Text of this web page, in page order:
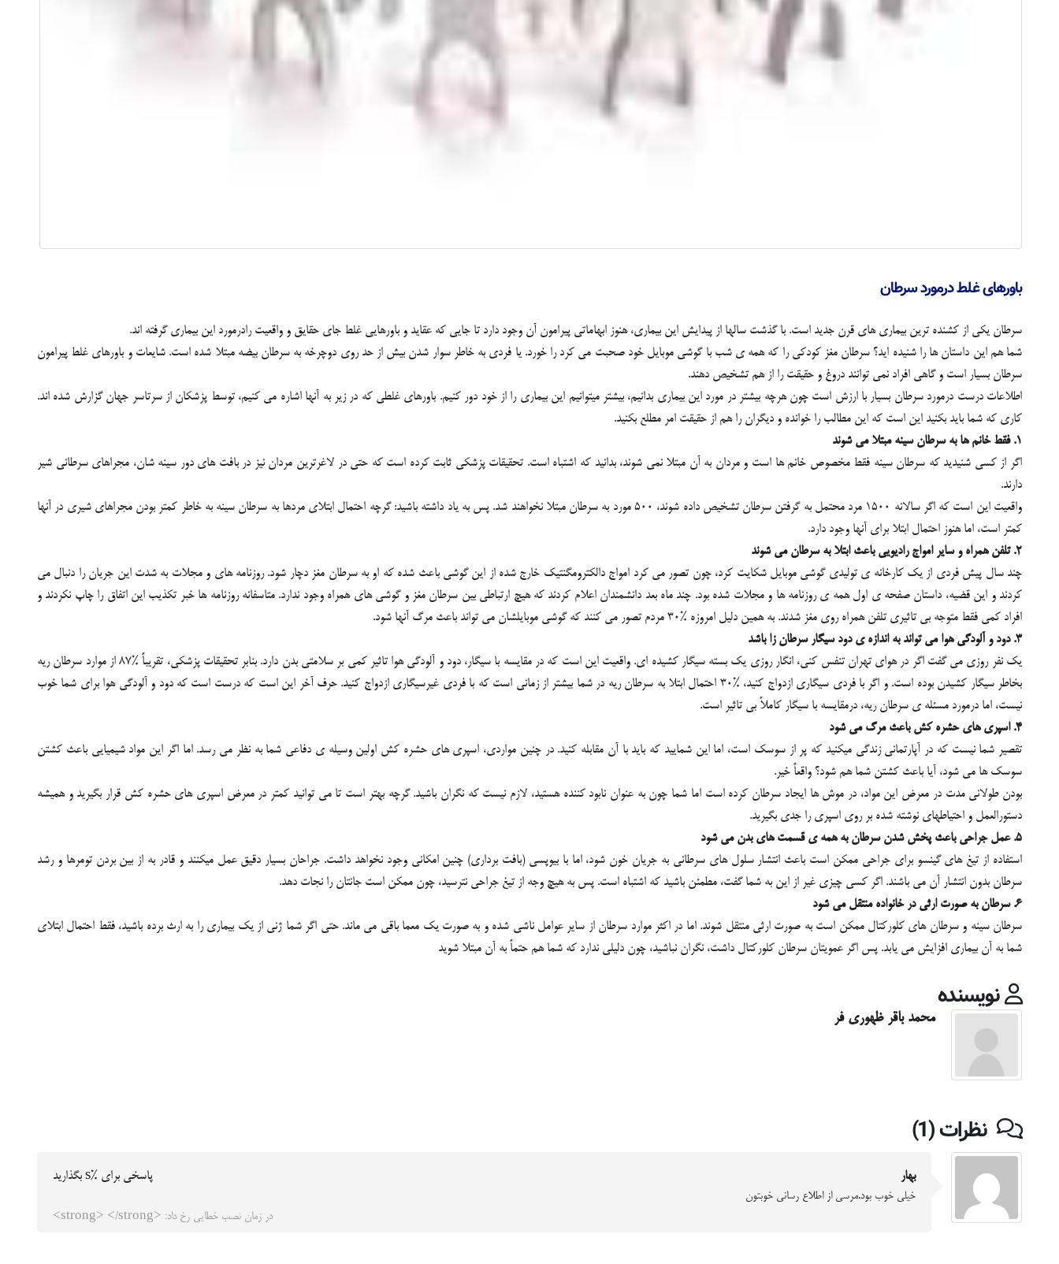
باورهای غلط درمورد سرطان
سرطان یکی از کشنده ترین بیماری های قرن جدید است. با گذشت سالها از پیدایش این بیماری، هنوز ابهاماتی پیرامون آن وجود دارد تا جایی که عقاید و باورهایی غلط جای حقایق و واقعیت رادرمورد این بیماری گرفته اند.
شما هم این داستان ها را شنیده اید؟ سرطان مغز کودکی را که همه ی شب با گوشی موبایل خود صحبت می کرد را خورد. یا فردی به خاطر سوار شدن بیش از حد روی دوچرخه به سرطان بیضه مبتلا شده است. شایعات و باورهای غلط پیرامون
سرطان بسیار است و گاهی افراد نمی توانند دروغ و حقیقت را از هم تشخیص دهند.
اطلاعات درست درمورد سرطان بسیار با ارزش است چون هرچه بیشتر در مورد این بیماری بدانیم، بیشتر میتوانیم این بیماری را از خود دور کنیم. باورهای غلطی که در زیر به آنها اشاره می کنیم، توسط پزشکان از سرتاسر جهان گزارش شده اند.
کاری که شما باید بکنید این است که این مطالب را خوانده و دیگران را هم از حقیقت امر مطلع بکنید.
1. فقط خانم ها به سرطان سینه مبتلا می شوند
اگر از کسی شنیدید که سرطان سینه فقط مخصوص خانم ها است و مردان به آن مبتلا نمی شوند، بدانید که اشتباه است. تحقیقات پزشکی ثابت کرده است که حتی در لاغرترین مردان نیز در بافت های دور سینه شان، مجراهای سرطانی شیر
دارند.
واقعیت این است که اگر سالانه 1500 مرد محتمل به گرفتن سرطان تشخیص داده شوند، 500 مورد به سرطان مبتلا نخواهند شد. پس به یاد داشته باشید: گرچه احتمال ابتلای مردها به سرطان سینه به خاطر کمتر بودن مجراهای شیری در آنها
کمتر است، اما هنوز احتمال ابتلا برای آنها وجود دارد.
2. تلفن همراه و سایر امواج رادیویی باعث ابتلا به سرطان می شوند
چند سال پیش فردی از یک کارخانه ی تولیدی گوشی موبایل شکایت کرد، چون تصور می کرد امواج دالکترومگنتیک خارج شده از این گوشی باعث شده که او به سرطان مغز دچار شود. روزنامه های و مجلات به شدت این جریان را دنبال می
کردند و این قضیه، داستان صفحه ی اول همه ی روزنامه ها و مجلات شده بود. چند ماه بعد دانشمندان اعلام کردند که هیچ ارتباطی بین سرطان مغز و گوشی های همراه وجود ندارد. متاسفانه روزنامه ها خبر تکذیب این اتفاق را چاپ نکردند و
افراد کمی فقط متوجه بی تاثیری تلفن همراه روی مغز شدند. به همین دلیل امروزه %30 مردم تصور می کنند که گوشی موبایلشان می تواند باعث مرگ آنها شود.
3. دود و آلودگی هوا می تواند به اندازه ی دود سیگار سرطان زا باشد
یک نفر روزی می گفت اگر در هوای تهران تنفس کنی، انگار روزی یک بسته سیگار کشیده ای. واقعیت این است که در مقایسه با سیگار، دود و آلودگی هوا تاثیر کمی بر سلامتی بدن دارد. بنابر تحقیقات پزشکی، تقریباً %87 از موارد سرطان ریه
بخاطر سیگار کشیدن بوده است. و اگر با فردی سیگاری ازدواج کنید، %30 احتمال ابتلا به سرطان ریه در شما بیشتر از زمانی است که با فردی غیرسیگاری ازدواج کنید. حرف آخر این است که درست است که دود و آلودگی هوا برای شما خوب
نیست، اما درمورد مسئله ی سرطان ریه، درمقایسه با سیگار کاملاً بی تاثیر است.
4. اسپری های حشره کش باعث مرگ می شود
تقصیر شما نیست که در آپارتمانی زندگی میکنید که پر از سوسک است، اما این شمایید که باید با آن مقابله کنید. در چنین مواردی، اسپری های حشره کش اولین وسیله ی دفاعی شما به نظر می رسد. اما اگر این مواد شیمیایی باعث کشتن
سوسک ها می شود، آیا باعث کشتن شما هم شود؟ واقعاً خیر.
بودن طولانی مدت در معرض این مواد، در موش ها ایجاد سرطان کرده است اما شما چون به عنوان نابود کننده هستید، لازم نیست که نگران باشید. گرچه بهتر است تا می توانید کمتر در معرض اسپری های حشره کش قرار بگیرید و همیشه
دستورالعمل و احتیاطهای نوشته شده بر روی اسپری را جدی بگیرید.
5. عمل جراحی باعث پخش شدن سرطان به همه ی قسمت های بدن می شود
استفاده از تیغ های گینسو برای جراحی ممکن است باعث انتشار سلول های سرطانی به جریان خون شود، اما با بیوپسی (بافت برداری) چنین امکانی وجود نخواهد داشت. جراحان بسیار دقیق عمل میکنند و قادر به از بین بردن تومرها و رشد
سرطان بدون انتشار آن می باشند. اگر کسی چیزی غیر از این به شما گفت، مطمئن باشید که اشتباه است. پس به هیچ وجه از تیغ جراحی نترسید، چون ممکن است جانتان را نجات دهد.
6. سرطان به صورت ارثی در خانواده منتقل می شود
سرطان سینه و سرطان های کلورکتال ممکن است به صورت ارثی منتقل شوند. اما در اکثر موارد سرطان از سایر عوامل ناشی شده و به صورت یک معما باقی می ماند. حتی اگر شما ژنی از یک بیماری را به ارث برده باشید، فقط احتمال ابتلای
شما به آن بیماری افزایش می یابد. پس اگر عمویتان سرطان کلورکتال داشت، نگران نباشید، چون دلیلی ندارد که شما هم حتماً به آن مبتلا شوید
نویسنده
محمد باقر ظهوری فر
نظرات (1)
بهار پاسخی برای %s بگذارید
خیلی خوب بود.مرسی از اطلاع رسانی خوبتون
در زمان نصب خطایی رخ داد: <strong> </strong>